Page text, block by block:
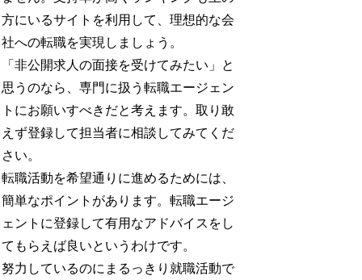
方にいるサイトを利用して、理想的な会
社への転職を実現しましょう。
「非公開求人の面接を受けてみたい」と
思うのなら、専門に扱う転職エージェン
トにお願いすべきだと考えます。取り敢
えず登録して担当者に相談してみてくだ
さい。
転職活動を希望通りに進めるためには、
簡単なポイントがあります。転職エージ
ェントに登録して有用なアドバイスをし
てもらえば良いというわけです。
努力しているのにまるっきり就職活動で